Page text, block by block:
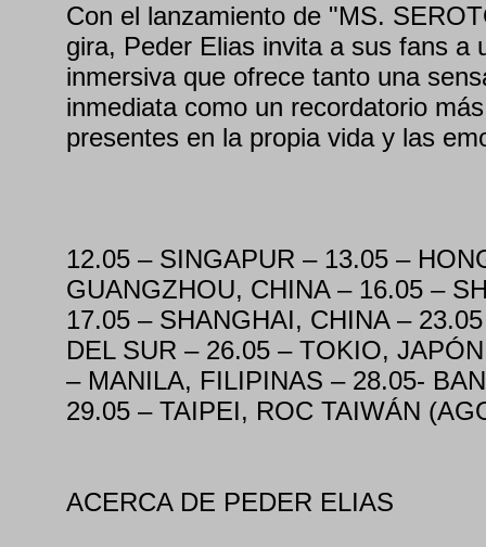
Con el lanzamiento de "MS.
gira, Peder Elias invita a sus fans a
inmersiva que ofrece tanto una
inmediata como un recordatorio
presentes en la propia vida y las
12.05 – SINGAPUR – 13.05 –
GUANGZHOU, CHINA – 16.05 –
17.05 – SHANGHAI, CHINA –
DEL SUR – 26.05 – TOKIO,
– MANILA, FILIPINAS – 28.05-
29.05 – TAIPEI, ROC TAIWÁN
ACERCA DE PEDER ELIAS